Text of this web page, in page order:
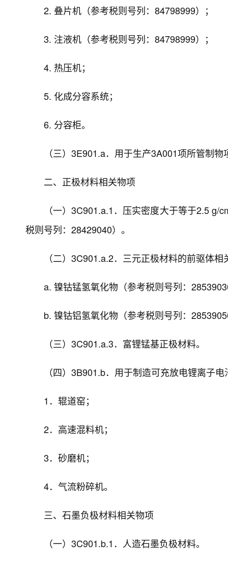
2. 叠片机（参考税则号列：84798999）；
3. 注液机（参考税则号列：84798999）；
4. 热压机；
5. 化成分容系统；
6. 分容柜。
（三）3E901.a．用于生产3A001项所管制物
二、正极材料相关物项
（一）3C901.a.1．压实密度大于等于2.5
税则号列：28429040）。
（二）3C901.a.2．三元正极材料的前驱体相
a. 镍钴锰氢氧化物（参考税则号列：
b. 镍钴铝氢氧化物（参考税则号列：
（三）3C901.a.3．富锂锰基正极材料。
（四）3B901.b．用于制造可充放电锂离子
1．辊道窑；
2．高速混料机；
3．砂磨机；
4．气流粉碎机。
三、石墨负极材料相关物项
（一）3C901.b.1．人造石墨负极材料。